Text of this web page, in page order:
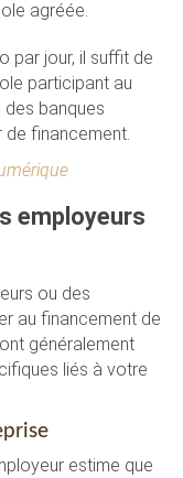
agréée.
par jour, il suffit de
participant au
des banques
financement.
employeurs
ou des
au financement de
généralement
liés à votre
estime que